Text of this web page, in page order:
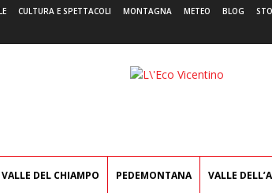
CULTURA E SPETTACOLI MONTAGNA METEO BLOG
L'Eco
VALLE DEL CHIAMPO PEDEMONTANA VALLE